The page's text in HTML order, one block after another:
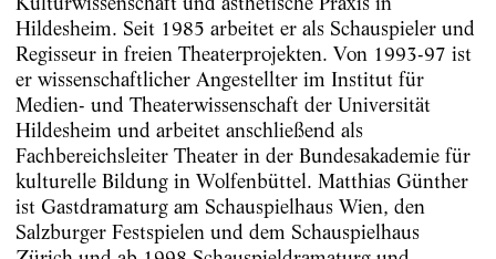
Hildesheim. Seit 1985 arbeitet er als Schauspieler und
Regisseur in freien Theaterprojekten. Von 1993-97 ist
er wissenschaftlicher Angestellter im Institut für
Medien- und Theaterwissenschaft der Universität
Hildesheim und arbeitet anschließend als
Fachbereichsleiter Theater in der Bundesakademie für
kulturelle Bildung in Wolfenbüttel. Matthias Günther
ist Gastdramaturg am Schauspielhaus Wien, den
Salzburger Festspielen und dem Schauspielhaus